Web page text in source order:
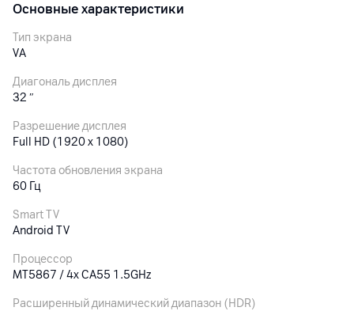
Основные характеристики
Тип экрана
VA
Диагональ дисплея
32 ″
Разрешение дисплея
Full HD (1920 x 1080)
Частота обновления экрана
60 Гц
Smart TV
Android TV
Процессор
MT5867 / 4x CA55 1.5GHz
Расширенный динамический диапазон (HDR)